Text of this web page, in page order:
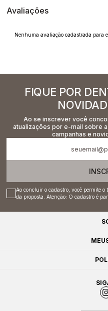
Avaliações
Nenhuma avaliação cadastrada para
FIQUE POR
Ao se inscrever você
atualizações por e-mail sobre
campanhas e
Ao concluir o cadastro, você permite
da proposta. Atenção: O cadastro é